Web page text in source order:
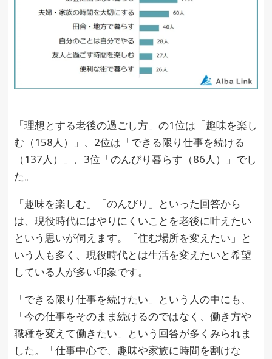
「理想とする老後の過ごし方」の1位は「趣味を楽し
む（158人）」、2位は「できる限り仕事を続ける
（137人）」、3位「のんびり暮らす（86人）」でし
た。
「趣味を楽しむ」「のんびり」といった回答から
は、現役時代にはやりにくいことを老後に叶えたい
という思いが伺えます。「住む場所を変えたい」と
いう人も多く、現役時代とは生活を変えたいと希望
している人が多い印象です。
「できる限り仕事を続けたい」という人の中にも、
「今の仕事をそのまま続けるのではなく、働き方や
職種を変えて働きたい」という回答が多くみられま
した。「仕事中心で、趣味や家族に時間を割けな